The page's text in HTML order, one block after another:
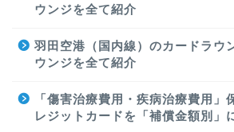
ウンジを全て紹介
羽田空港（国内線）のカードラウ
ウンジを全て紹介
「傷害治療費用・疾病治療費用」
レジットカードを「補償金額別」